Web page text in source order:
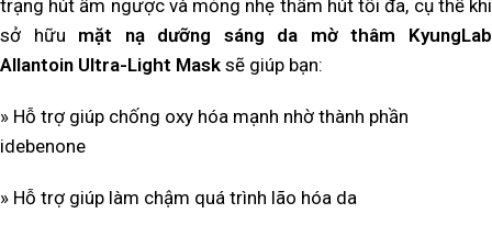
trạng hút ẩm ngược và mỏng nhẹ thấm hút tối đa, cụ thể khi
sở hữu mặt nạ dưỡng sáng da mờ thâm KyungLab
Allantoin Ultra-Light Mask sẽ giúp bạn:
» Hỗ trợ giúp chống oxy hóa mạnh nhờ thành phần
idebenone
» Hỗ trợ giúp làm chậm quá trình lão hóa da